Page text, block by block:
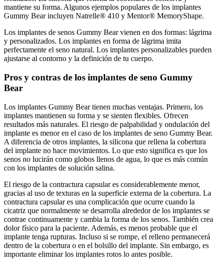
mantiene su forma. Algunos ejemplos populares de los implantes
Gummy Bear incluyen Natrelle® 410 y Mentor® MemoryShape.
Los implantes de senos Gummy Bear vienen en dos formas: lágrima
y personalizados. Los implantes en forma de lágrima imita
perfectamente el seno natural. Los implantes personalizables pueden
ajustarse al contorno y la definición de tu cuerpo.
Pros y contras de los implantes de seno Gummy
Bear
Los implantes Gummy Bear tienen muchas ventajas. Primero, los
implantes mantienen su forma y se sienten flexibles. Ofrecen
resultados más naturales. El riesgo de palpabilidad y ondulación del
implante es menor en el caso de los implantes de seno Gummy Bear.
A diferencia de otros implantes, la silicona que rellena la cobertura
del implante no hace movimientos. Lo que esto significa es que los
senos no lucirán como globos llenos de agua, lo que es más común
con los implantes de solución salina.
El riesgo de la contractura capsular es considerablemente menor,
gracias al uso de texturas en la superficie externa de la cobertura. La
contractura capsular es una complicación que ocurre cuando la
cicatriz que normalmente se desarrolla alrededor de los implantes se
contrae continuamente y cambia la forma de los senos. También crea
dolor físico para la paciente. Además, es menos probable que el
implante tenga rupturas. Incluso si se rompe, el relleno permanecerá
dentro de la cobertura o en el bolsillo del implante. Sin embargo, es
importante eliminar los implantes rotos lo antes posible.